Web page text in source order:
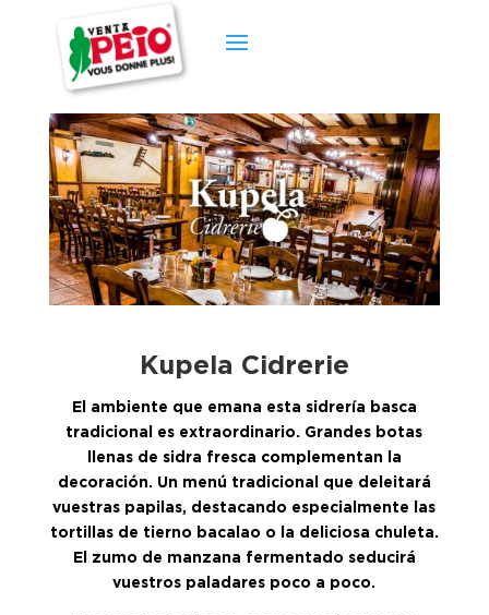
Kupela Cidrerie
El ambiente que emana esta sidrería basca
tradicional es extraordinario. Grandes botas
llenas de sidra fresca complementan la
decoración. Un menú tradicional que deleitará
vuestras papilas, destacando especialmente las
tortillas de tierno bacalao o la deliciosa chuleta.
El zumo de manzana fermentado seducirá
vuestros paladares poco a poco.